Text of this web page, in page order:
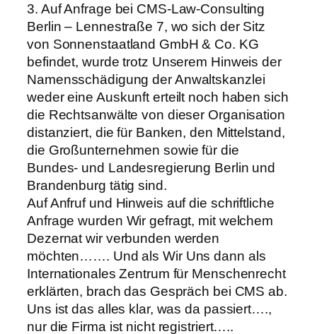
3. Auf Anfrage bei CMS-Law-Consulting
Berlin – Lennestraße 7, wo sich der Sitz
von Sonnenstaatland GmbH & Co. KG
befindet, wurde trotz Unserem Hinweis der
Namensschädigung der Anwaltskanzlei
weder eine Auskunft erteilt noch haben sich
die Rechtsanwälte von dieser Organisation
distanziert, die für Banken, den Mittelstand,
die Großunternehmen sowie für die
Bundes- und Landesregierung Berlin und
Brandenburg tätig sind.
Auf Anfruf und Hinweis auf die schriftliche
Anfrage wurden Wir gefragt, mit welchem
Dezernat wir verbunden werden
möchten……. Und als Wir Uns dann als
Internationales Zentrum für Menschenrecht
erklärten, brach das Gespräch bei CMS ab.
Uns ist das alles klar, was da passiert….,
nur die Firma ist nicht registriert…..